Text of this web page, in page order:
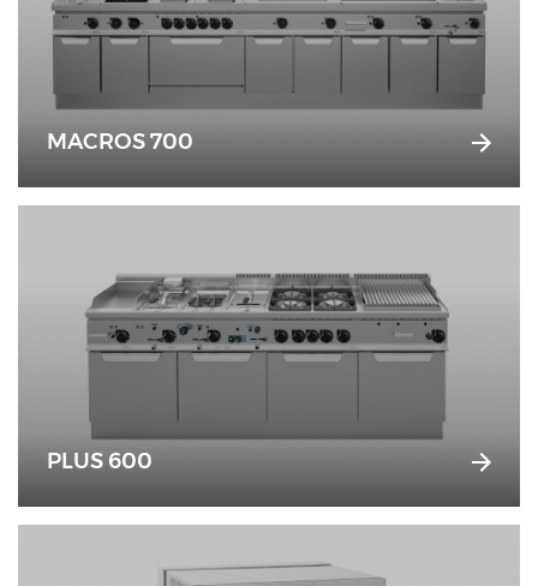
MACROS 700
PLUS 600